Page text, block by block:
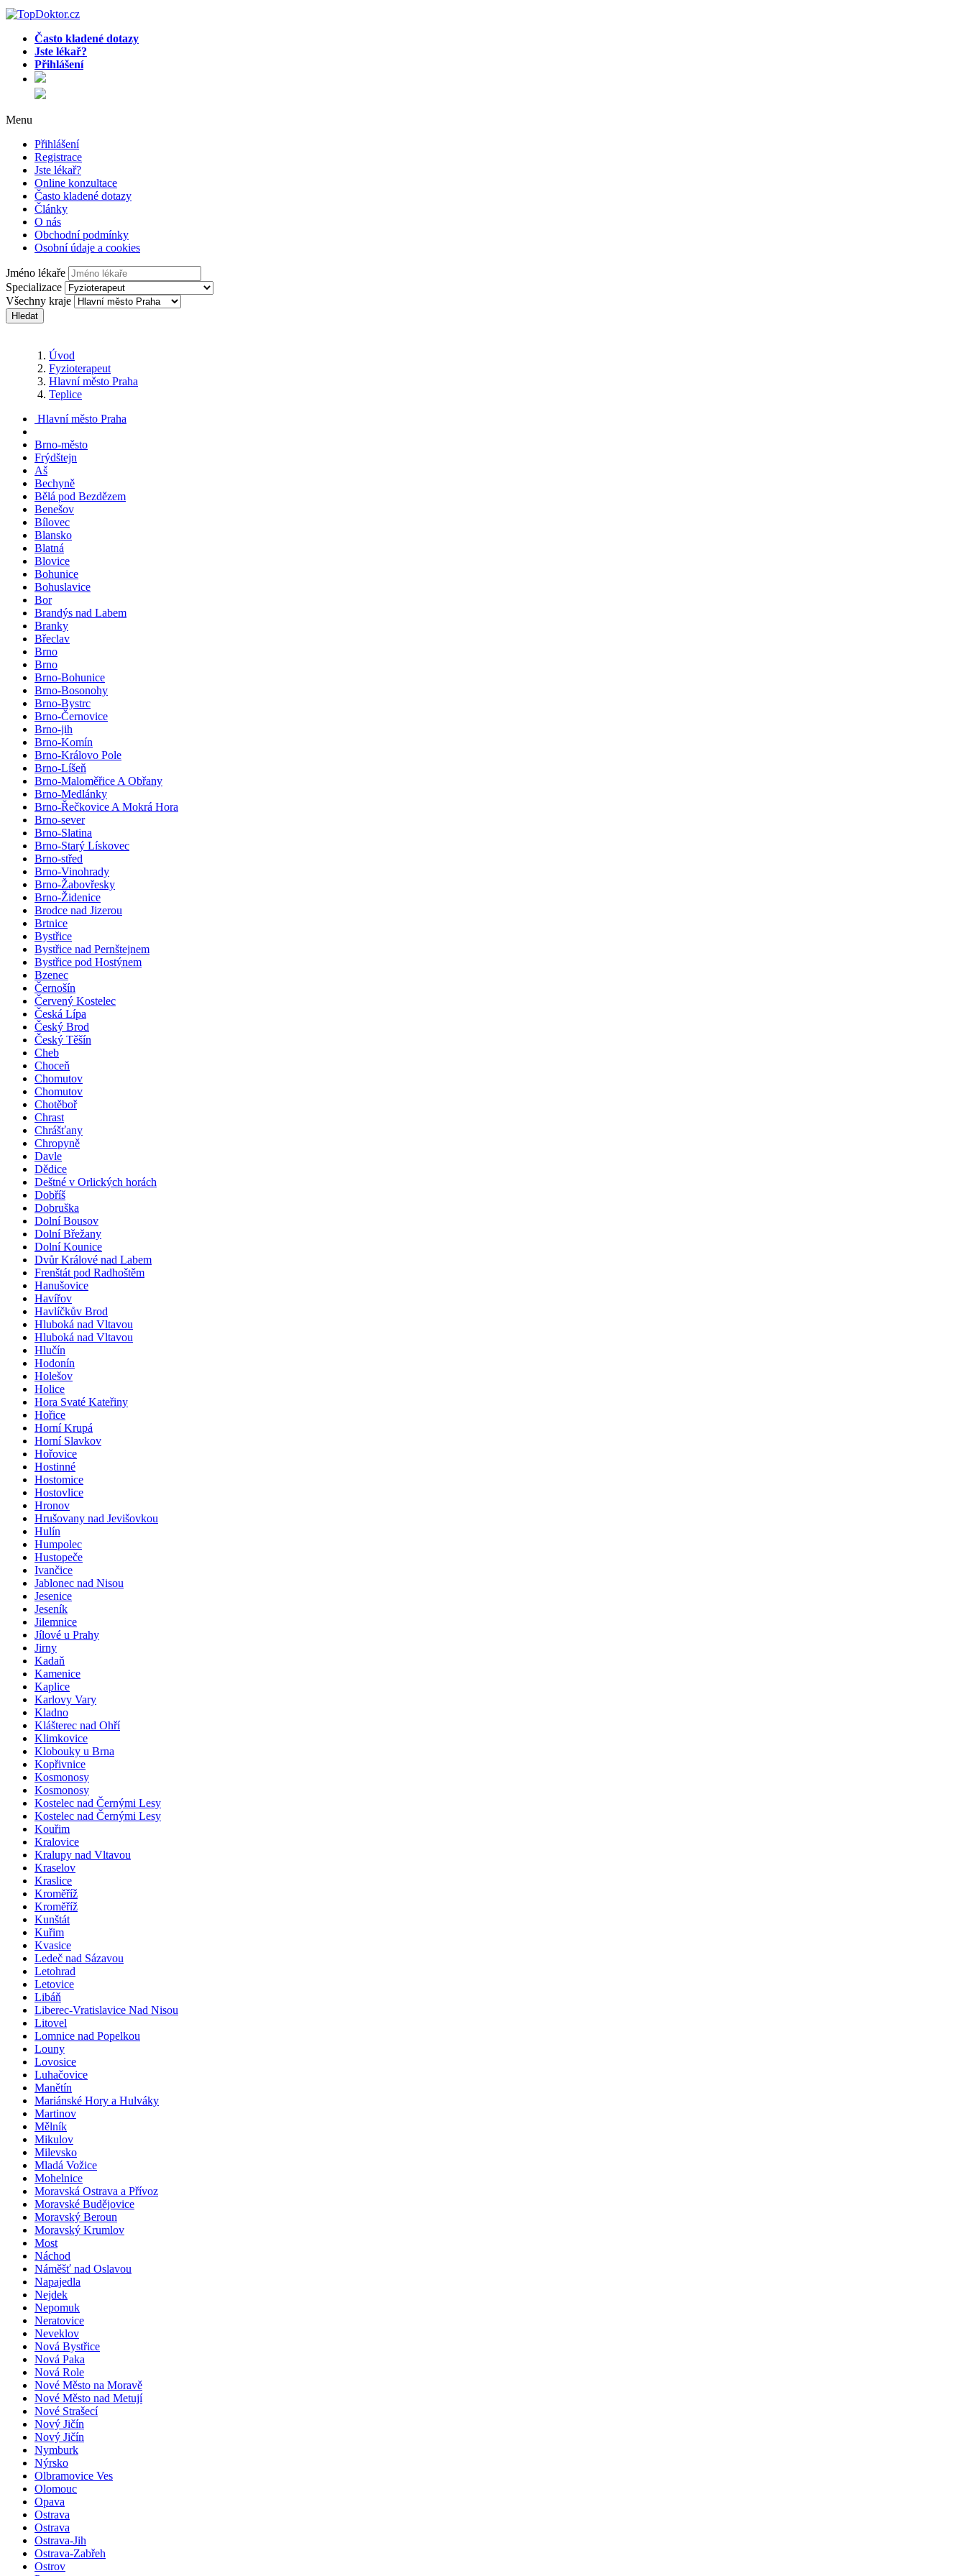
Často kladené dotazy
Jste lékař?
Přihlášení
Menu
Přihlášení
Registrace
Jste lékař?
Online konzultace
Často kladené dotazy
Články
O nás
Obchodní podmínky
Osobní údaje a cookies
Jméno lékaře
Specializace
Všechny kraje
Hledat
Úvod
Fyzioterapeut
Hlavní město Praha
Teplice
Hlavní město Praha
Brno-město
Frýdštejn
Aš
Bechyně
Bělá pod Bezdězem
Benešov
Bílovec
Blansko
Blatná
Blovice
Bohunice
Bohuslavice
Bor
Brandýs nad Labem
Branky
Břeclav
Brno
Brno
Brno-Bohunice
Brno-Bosonohy
Brno-Bystrc
Brno-Černovice
Brno-jih
Brno-Komín
Brno-Královo Pole
Brno-Líšeň
Brno-Maloměřice A Obřany
Brno-Medlánky
Brno-Řečkovice A Mokrá Hora
Brno-sever
Brno-Slatina
Brno-Starý Lískovec
Brno-střed
Brno-Vinohrady
Brno-Žabovřesky
Brno-Židenice
Brodce nad Jizerou
Brtnice
Bystřice
Bystřice nad Pernštejnem
Bystřice pod Hostýnem
Bzenec
Černošín
Červený Kostelec
Česká Lípa
Český Brod
Český Těšín
Cheb
Choceň
Chomutov
Chomutov
Chotěboř
Chrast
Chrášťany
Chropyně
Davle
Dědice
Deštné v Orlických horách
Dobříš
Dobruška
Dolní Bousov
Dolní Břežany
Dolní Kounice
Dvůr Králové nad Labem
Frenštát pod Radhoštěm
Hanušovice
Havířov
Havlíčkův Brod
Hluboká nad Vltavou
Hluboká nad Vltavou
Hlučín
Hodonín
Holešov
Holice
Hora Svaté Kateřiny
Hořice
Horní Krupá
Horní Slavkov
Hořovice
Hostinné
Hostomice
Hostovlice
Hronov
Hrušovany nad Jevišovkou
Hulín
Humpolec
Hustopeče
Ivančice
Jablonec nad Nisou
Jesenice
Jeseník
Jilemnice
Jílové u Prahy
Jirny
Kadaň
Kamenice
Kaplice
Karlovy Vary
Kladno
Klášterec nad Ohří
Klimkovice
Klobouky u Brna
Kopřivnice
Kosmonosy
Kosmonosy
Kostelec nad Černými Lesy
Kostelec nad Černými Lesy
Kouřim
Kralovice
Kralupy nad Vltavou
Kraselov
Kraslice
Kroměříž
Kroměříž
Kunštát
Kuřim
Kvasice
Ledeč nad Sázavou
Letohrad
Letovice
Libáň
Liberec-Vratislavice Nad Nisou
Litovel
Lomnice nad Popelkou
Louny
Lovosice
Luhačovice
Manětín
Mariánské Hory a Hulváky
Martinov
Mělník
Mikulov
Milevsko
Mladá Vožice
Mohelnice
Moravská Ostrava a Přívoz
Moravské Budějovice
Moravský Beroun
Moravský Krumlov
Most
Náchod
Náměšť nad Oslavou
Napajedla
Nejdek
Nepomuk
Neratovice
Neveklov
Nová Bystřice
Nová Paka
Nová Role
Nové Město na Moravě
Nové Město nad Metují
Nové Strašecí
Nový Jičín
Nový Jičín
Nymburk
Nýrsko
Olbramovice Ves
Olomouc
Opava
Ostrava
Ostrava
Ostrava-Jih
Ostrava-Zabřeh
Ostrov